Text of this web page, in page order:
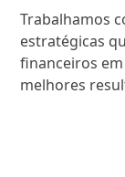
Trabalhamos
estratégicas
financeiros
melhores